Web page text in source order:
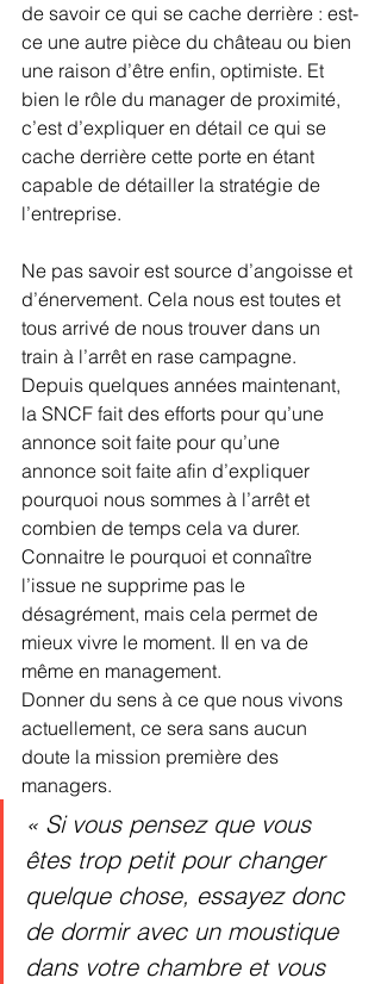
de savoir ce qui se cache derrière : est-
ce une autre pièce du château ou bien
une raison d’être enfin, optimiste. Et
bien le rôle du manager de proximité,
c’est d’expliquer en détail ce qui se
cache derrière cette porte en étant
capable de détailler la stratégie de
l’entreprise.
Ne pas savoir est source d’angoisse et
d’énervement. Cela nous est toutes et
tous arrivé de nous trouver dans un
train à l’arrêt en rase campagne.
Depuis quelques années maintenant,
la SNCF fait des efforts pour qu’une
annonce soit faite pour qu’une
annonce soit faite afin d’expliquer
pourquoi nous sommes à l’arrêt et
combien de temps cela va durer.
Connaitre le pourquoi et connaître
l’issue ne supprime pas le
désagrément, mais cela permet de
mieux vivre le moment. Il en va de
même en management.
Donner du sens à ce que nous vivons
actuellement, ce sera sans aucun
doute la mission première des
managers.
« Si vous pensez que vous
êtes trop petit pour changer
quelque chose, essayez donc
de dormir avec un moustique
dans votre chambre et vous